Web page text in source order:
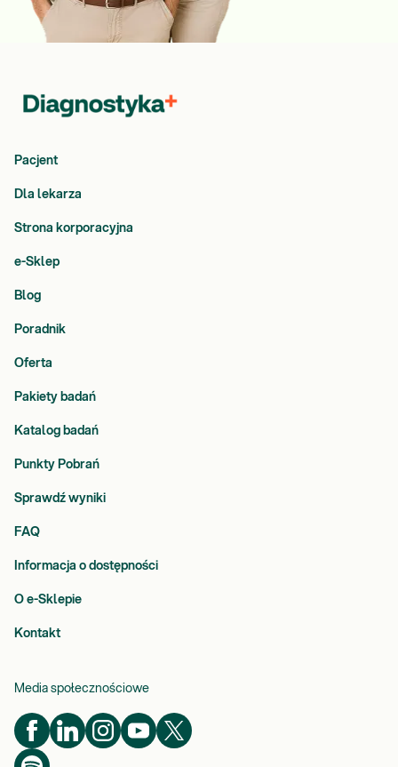
Pacjent
Dla lekarza
Strona korporacyjna
e-Sklep
Blog
Poradnik
Oferta
Pakiety badań
Katalog badań
Punkty Pobrań
Sprawdź wyniki
FAQ
Informacja o dostępności
O e-Sklepie
Kontakt
Media społecznościowe